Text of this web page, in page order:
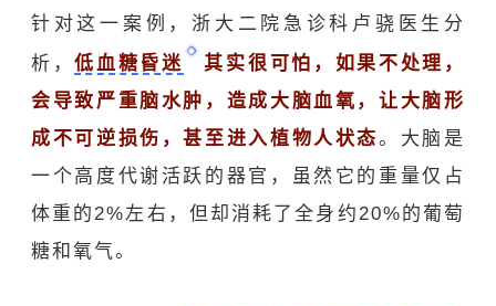
针对这一案例，浙大二院急诊科卢骁医生分
析，低血糖昏迷
其实很可怕，如果不处理，
会导致严重脑水肿，造成大脑血氧，让大脑形
成不可逆损伤，甚至进入植物人状态。大脑是
一个高度代谢活跃的器官，虽然它的重量仅占
体重的2%左右，但却消耗了全身约20%的葡萄
糖和氧气。